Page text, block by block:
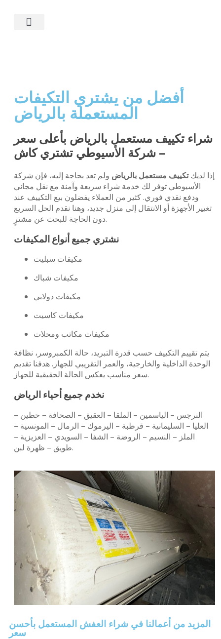
أفضل من يشتري التكيفات
المستعملة بالرياض
شراء تكييف مستعمل بالرياض بأعلى سعر
– شركة الأسيوطي تشتري كاش
إذا لديكتكييف مستعمل بالرياض ولم تعد بحاجة إليه، فإن شركة
الأسيوطي توفر لك خدمة شراء سريعة وآمنة مع نقل مجاني
ودفع نقدي فوري. كثير من العملاء يفضلون بيع التكييف عند
تغيير الأجهزة أو الانتقال إلى منزل جديد، وهنا نقدم الحل السريع
دون الحاجة للبحث عن مشترٍ.
نشتري جميع أنواع المكيفات
مكيفات سبليت
مكيفات شباك
مكيفات دولابي
مكيفات كاسيت
مكيفات مكاتب ومحلات
يتم تقييم التكييف حسب قدرة التبريد، حالة الكمبروسر، نظافة
الوحدة الداخلية والخارجية، والعمر التقريبي للجهاز. هدفنا تقديم
سعر مناسب يعكس الحالة الحقيقية للجهاز.
نخدم جميع أحياء الرياض
النرجس – الياسمين – الملقا – العقيق – الصحافة – حطين –
العليا – السليمانية – قرطبة – اليرموك – الرمال – المونسية –
الملز – النسيم – الروضة – الشفا – السويدي – العزيزية –
طويق – ظهرة لبن.
المزيد من أعمالنا في شراء العفش المستعمل بأحسن
سعر